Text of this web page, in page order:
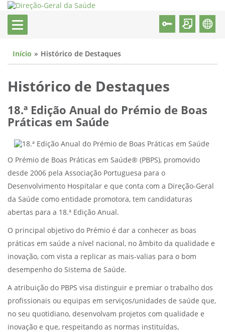
Início Histórico de Destaques
Histórico de Destaques
18.ª Edição Anual do Prémio de Boas
Práticas em Saúde
O Prémio de Boas Práticas em Saúde® (PBPS), promovido
desde 2006 pela Associação Portuguesa para o
Desenvolvimento Hospitalar e que conta com a Direção-Geral
da Saúde como entidade promotora, tem candidaturas
abertas para a 18.ª Edição Anual.
O principal objetivo do Prémio é dar a conhecer as boas
práticas em saúde a nível nacional, no âmbito da qualidade e
inovação, com vista a replicar as mais-valias para o bom
desempenho do Sistema de Saúde.
A atribuição do PBPS visa distinguir e premiar o trabalho dos
profissionais ou equipas em serviços/unidades de saúde que,
no seu quotidiano, desenvolvam projetos com qualidade e
inovação e que, respeitando as normas instituídas,